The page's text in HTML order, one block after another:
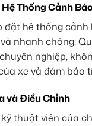
Thống Cảnh
đặt hệ thống
nhanh chóng.
nghiệp,
xe và đảm bảo
và Điều Chỉnh
thuật viên của